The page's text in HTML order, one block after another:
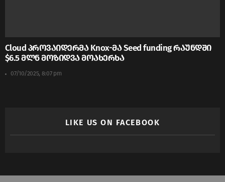
Cloud პროვაიდერმა Knox-მა Seed funding რაუნდში
$6.5 მლნ მოზიდვა მოახერხა
07/10/2025, 8:07 pm
LIKE US ON FACEBOOK